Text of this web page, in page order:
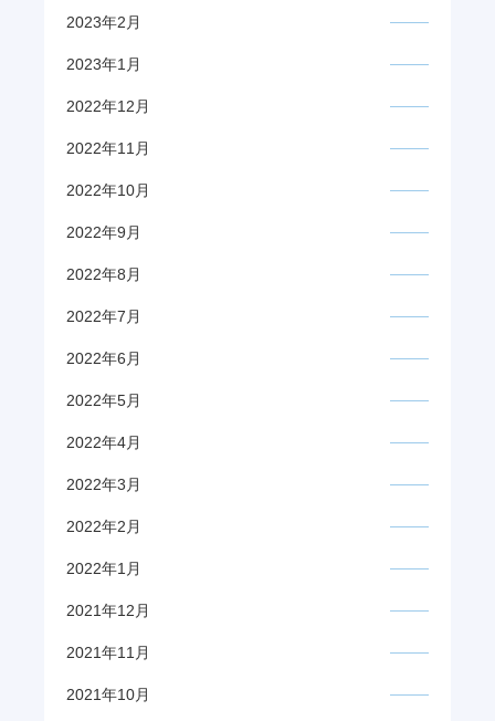
2023年2月
2023年1月
2022年12月
2022年11月
2022年10月
2022年9月
2022年8月
2022年7月
2022年6月
2022年5月
2022年4月
2022年3月
2022年2月
2022年1月
2021年12月
2021年11月
2021年10月